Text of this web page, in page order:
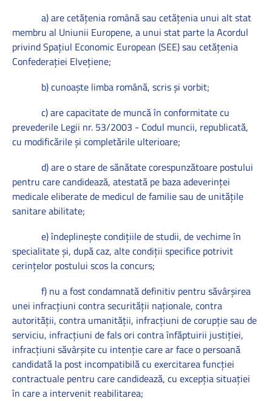
a) are cetăţenia română sau cetăţenia unui alt stat
membru al Uniunii Europene, a unui stat parte la Acordul
privind Spaţiul Economic European (SEE) sau cetăţenia
Confederaţiei Elveţiene;
b) cunoaşte limba română, scris şi vorbit;
c) are capacitate de muncă în conformitate cu
prevederile Legii nr. 53/2003 - Codul muncii, republicată,
cu modificările şi completările ulterioare;
d) are o stare de sănătate corespunzătoare postului
pentru care candidează, atestată pe baza adeverinţei
medicale eliberate de medicul de familie sau de unităţile
sanitare abilitate;
e) îndeplineşte condiţiile de studii, de vechime în
specialitate şi, după caz, alte condiţii specifice potrivit
cerinţelor postului scos la concurs;
f) nu a fost condamnată definitiv pentru săvârşirea
unei infracţiuni contra securităţii naţionale, contra
autorităţii, contra umanităţii, infracţiuni de corupţie sau de
serviciu, infracţiuni de fals ori contra înfăptuirii justiţiei,
infracţiuni săvârşite cu intenţie care ar face o persoană
candidată la post incompatibilă cu exercitarea funcţiei
contractuale pentru care candidează, cu excepţia situaţiei
în care a intervenit reabilitarea;